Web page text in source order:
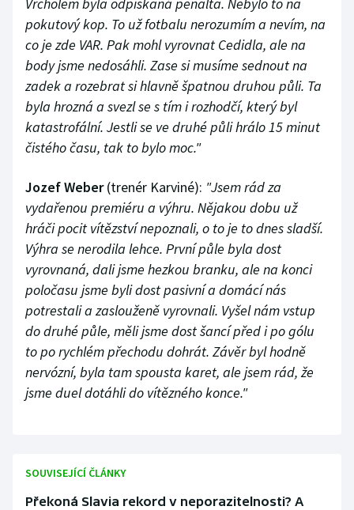
Vrcholem byla odpískaná penalta. Nebylo to na
pokutový kop. To už fotbalu nerozumím a nevím, na
co je zde VAR. Pak mohl vyrovnat Cedidla, ale na
body jsme nedosáhli. Zase si musíme sednout na
zadek a rozebrat si hlavně špatnou druhou půli. Ta
byla hrozná a svezl se s tím i rozhodčí, který byl
katastrofální. Jestli se ve druhé půli hrálo 15 minut
čistého času, tak to bylo moc."
Jozef Weber(trenér Karviné): "Jsem rád za
vydařenou premiéru a výhru. Nějakou dobu už
hráči pocit vítězství nepoznali, o to je to dnes sladší.
Výhra se nerodila lehce. První půle byla dost
vyrovnaná, dali jsme hezkou branku, ale na konci
poločasu jsme byli dost pasivní a domácí nás
potrestali a zaslouženě vyrovnali. Vyšel nám vstup
do druhé půle, měli jsme dost šancí před i po gólu
to po rychlém přechodu dohrát. Závěr byl hodně
nervózní, byla tam spousta karet, ale jsem rád, že
jsme duel dotáhli do vítězného konce."
SOUVISEJÍCÍ ČLÁNKY
Překoná Slavia rekord v neporazitelnosti? A